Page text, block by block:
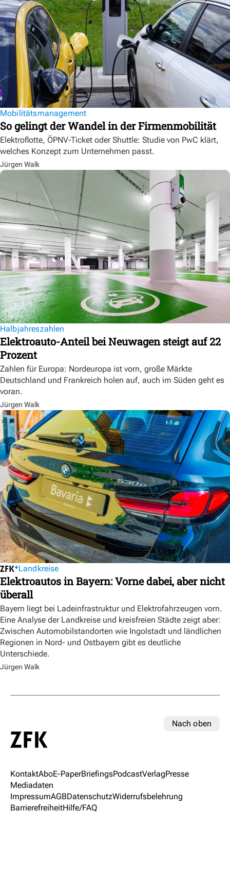
Mobilitätsmanagement
So gelingt der Wandel in der Firmenmobilität
Elektroflotte, ÖPNV-Ticket oder Shuttle: Studie von PwC klärt,
welches Konzept zum Unternehmen passt.
Jürgen Walk
Halbjahreszahlen
Elektroauto-Anteil bei Neuwagen steigt auf 22
Prozent
Zahlen für Europa: Nordeuropa ist vorn, große Märkte
Deutschland und Frankreich holen auf, auch im Süden geht es
voran.
Jürgen Walk
Landkreise
Elektroautos in Bayern: Vorne dabei, aber nicht
überall
Bayern liegt bei Ladeinfrastruktur und Elektrofahrzeugen vorn.
Eine Analyse der Landkreise und kreisfreien Städte zeigt aber:
Zwischen Automobilstandorten wie Ingolstadt und ländlichen
Regionen in Nord- und Ostbayern gibt es deutliche
Unterschiede.
Jürgen Walk
Nach oben
KontaktAboE-PaperBriefingsPodcastVerlagPresse
Mediadaten
ImpressumAGBDatenschutzWiderrufsbelehrung
BarrierefreiheitHilfe/FAQ